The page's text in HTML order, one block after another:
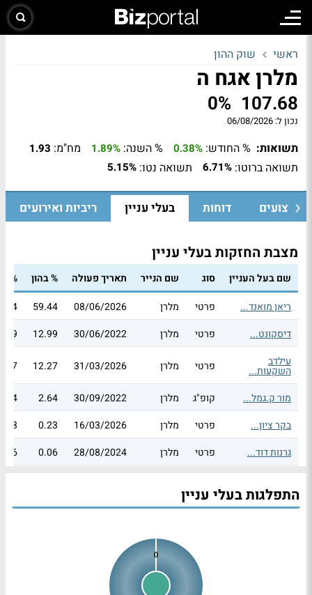
ראשי שוק ההון
מלרן אגח ה
107.68
0%
נכון ל: 06/08/2026
תשואות: % החודש: 0.38% % השנה: 1.89% מח"מ: 1.93
תשואה ברוטו: 6.71% תשואה נטו: 5.15%
ביצועים דוחות בעלי עניין ריביות ואירועים
מצבת החזקות בעלי עניין
שם בעל העניין סוג שם הנייר תאריך פעולה % בהון
%
ריאן מואנד...
פרטי מלרן 08/06/2026
59.44
דיסקונט...
פרטי מלרן 30/06/2022
12.99
עילדב
השקעות... פרטי מלרן 31/03/2026
12.27
מור ק.גמל... קופ"ג מלרן 30/09/2022
2.64
בקר ציון...
פרטי מלרן 16/03/2026
0.23
גרנות דוד...
פרטי מלרן 28/08/2024
0.06
התפלגות בעלי עניין
0
0